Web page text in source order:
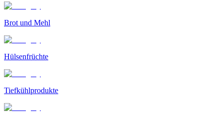
Brot und Mehl
Hülsenfrüchte
Tiefkühlprodukte